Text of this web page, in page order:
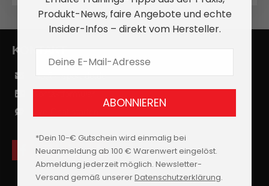
KONTAKT
info@k-sport-de.de
i
n
s
t
y
o
u
t
t
i
k
t
Produkt-News, faire Angebote und echte
Insider-Infos – direkt vom Hersteller.
E-Mail Adresse
ABONNIEREN
*Dein 10-€ Gutschein wird einmalig bei
Neuanmeldung ab 100 € Warenwert eingelöst.
Abmeldung jederzeit möglich. Newsletter-
Versand gemäß unsererDatenschutzerklärung.